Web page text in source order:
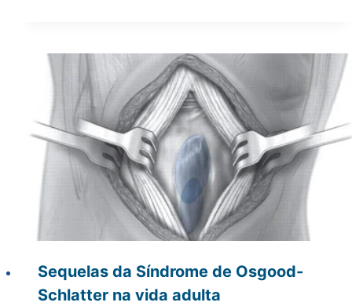
Sequelas da Síndrome de Osgood-
Schlatter na vida adulta